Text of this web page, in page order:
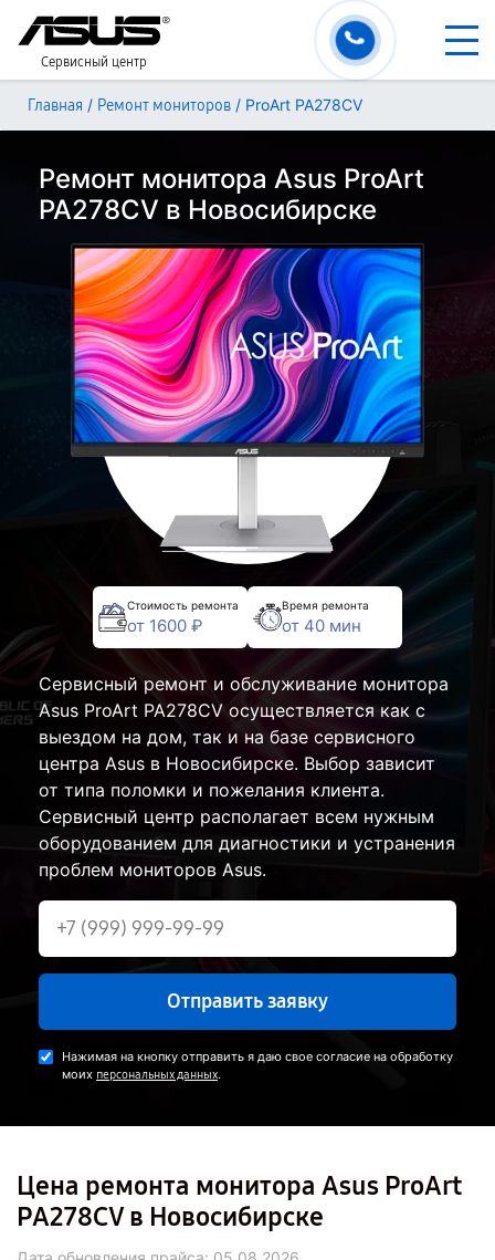
Сервисный центр
Главная / Ремонт мониторов / ProArt PA278CV
Ремонт монитора Asus ProArt
PA278CV в Новосибирске
Стоимость ремонта
от 1600 ₽
Время ремонта
от 40 мин
Сервисный ремонт и обслуживание монитора
Asus ProArt PA278CV осуществляется как с
выездом на дом, так и на базе сервисного
центра Asus в Новосибирске. Выбор зависит
от типа поломки и пожелания клиента.
Сервисный центр располагает всем нужным
оборудованием для диагностики и устранения
проблем мониторов Asus.
Отправить заявку
Нажимая на кнопку отправить я даю свое согласие на обработку
моих персональных данных.
Цена ремонта монитора Asus ProArt
PA278CV в Новосибирске